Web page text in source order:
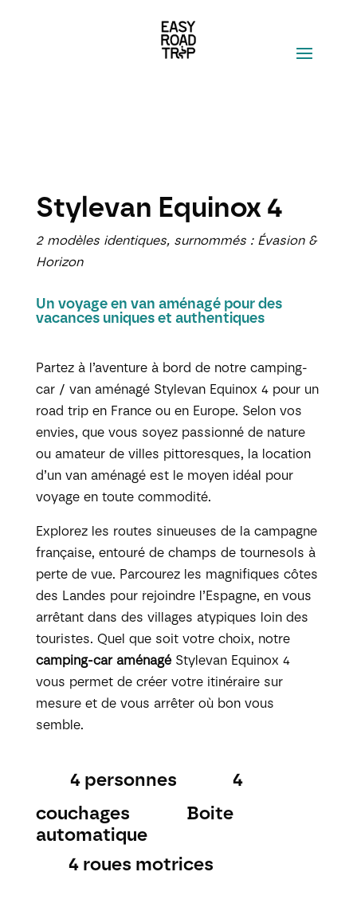
Stylevan Equinox 4
2 modèles identiques, surnommés : Évasion &
Horizon
Un voyage en van aménagé pour des
vacances uniques et authentiques
Partez à l’aventure à bord de notre camping-
car / van aménagé Stylevan Equinox 4 pour un
road trip en France ou en Europe. Selon vos
envies, que vous soyez passionné de nature
ou amateur de villes pittoresques, la location
d’un van aménagé est le moyen idéal pour
voyage en toute commodité.
Explorez les routes sinueuses de la campagne
française, entouré de champs de tournesols à
perte de vue. Parcourez les magnifiques côtes
des Landes pour rejoindre l’Espagne, en vous
arrêtant dans des villages atypiques loin des
touristes. Quel que soit votre choix, notre
camping-car aménagéStylevan Equinox 4
vous permet de créer votre itinéraire sur
mesure et de vous arrêter où bon vous
semble.
4 personnes
4
couchages
Boite
automatique
4 roues motrices